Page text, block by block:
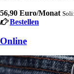
56,90 Euro/Monat
Bestellen
Online